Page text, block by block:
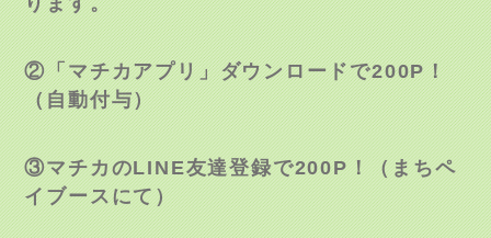
②「マチカアプリ」ダウンロードで200P！
（自動付与）
③マチカのLINE友達登録で200P！（まちペ
イブースにて）